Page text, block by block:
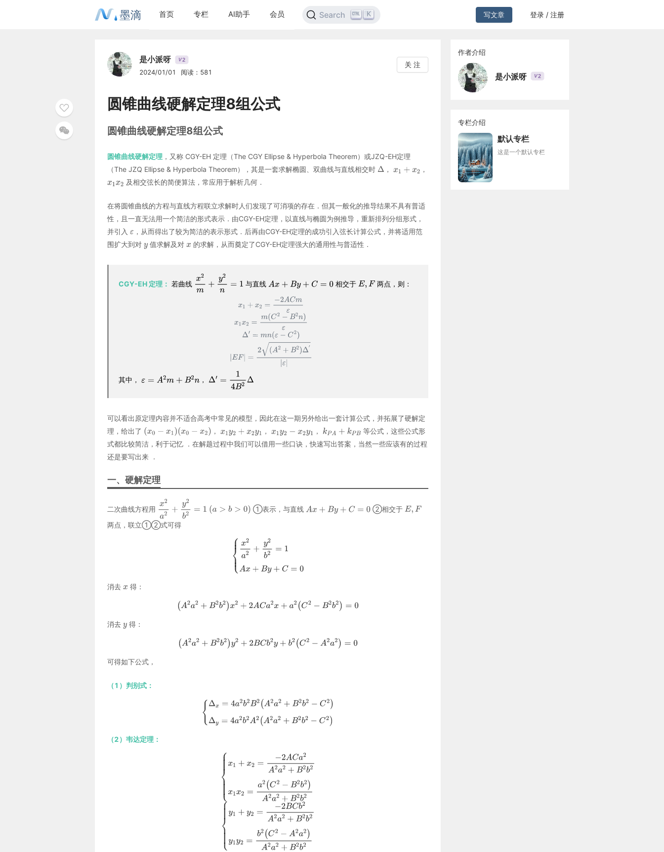
墨滴 首页 专栏 AI助手 会员 Search K 写文章 登录 / 注册
是小派呀 V2
2024/01/01 阅读：581
关 注
圆锥曲线硬解定理8组公式
圆锥曲线硬解定理8组公式
圆锥曲线硬解定理 ，又称 CGY-EH 定理（The CGY Ellipse & Hyperbola Theorem）或JZQ-EH定理
（The JZQ Ellipse & Hyperbola Theorem），其是一套求解椭圆、双曲线与直线相交时
，
，
及相交弦长的简便算法，常应用于解析几何．
在将圆锥曲线的方程与直线方程联立求解时人们发现了可消项的存在．但其一般化的推导结果不具有普适
性，且一直无法用一个简洁的形式表示．由CGY-EH定理，以直线与椭圆为例推导，重新排列分组形式，
并引入
，从而得出了较为简洁的表示形式．后再由CGY-EH定理的成功引入弦长计算公式，并将适用范
围扩大到对
值求解及对 的求解，从而奠定了CGY-EH定理强大的通用性与普适性．
CGY-EH 定理： 若曲线 与直线 相交于 两点，则：
其中， ，
可以看出原定理内容并不适合高考中常见的模型，因此在这一期另外给出一套计算公式，并拓展了硬解定
理，给出了
， ， ，
等公式，这些公式形
式都比较简洁，利于记忆 ．在解题过程中我们可以借用一些口诀，快速写出答案，当然一些应该有的过程
还是要写出来 ．
一、硬解定理
二次曲线方程用 ①表示，与直线
②相交于
两点，联立①②式可得
消去 得：
消去 得：
可得如下公式，
（1）判别式：
（2）韦达定理：
作者介绍
是小派呀 V2
专栏介绍
默认专栏
这是一个默认专栏